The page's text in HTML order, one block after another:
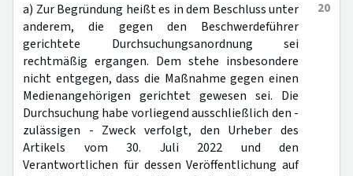
20
a) Zur Begründung heißt es in dem Beschluss unter
anderem, die gegen den Beschwerdeführer
gerichtete Durchsuchungsanordnung sei
rechtmäßig ergangen. Dem stehe insbesondere
nicht entgegen, dass die Maßnahme gegen einen
Medienangehörigen gerichtet gewesen sei. Die
Durchsuchung habe vorliegend ausschließlich den -
zulässigen - Zweck verfolgt, den Urheber des
Artikels vom 30. Juli 2022 und den
Verantwortlichen für dessen Veröffentlichung auf